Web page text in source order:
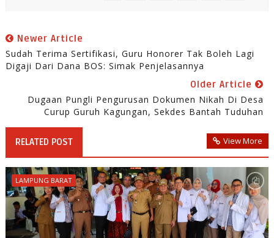
Newer Article
Sudah Terima Sertifikasi, Guru Honorer Tak Boleh Lagi
Digaji Dari Dana BOS: Simak Penjelasannya
Older Article
Dugaan Pungli Pengurusan Dokumen Nikah Di Desa
Curup Guruh Kagungan, Sekdes Bantah Tuduhan
RELATED POST View More
LAMPUNG BARAT